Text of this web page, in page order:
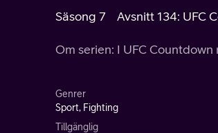
Säsong 7 Avsnitt 134: UFC
Om serien: I UFC
Genrer
Sport, Fighting
Tillgänglig